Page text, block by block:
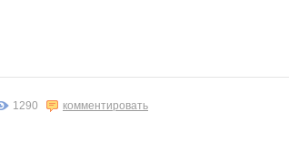
1290 комментировать